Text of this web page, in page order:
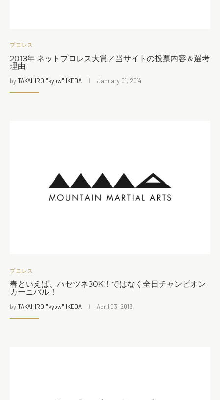
プロレス
2013年 ネットプロレス大賞／当サイトの投票内容＆選考
理由
byTAKAHIRO "kyow" IKEDA January 01, 2014
プロレス
春といえば、ハセツネ30K！ではなく全日チャンピオン
カーニバル！
byTAKAHIRO "kyow" IKEDA April 03, 2013